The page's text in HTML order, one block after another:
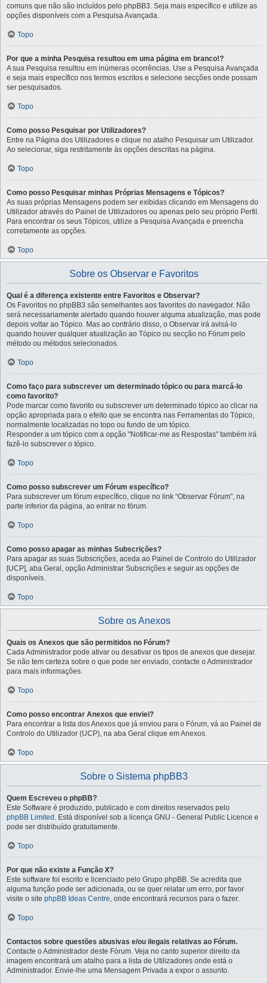
comuns que não são incluídos pelo phpBB3. Seja mais específico e utilize as
opções disponíveis com a Pesquisa Avançada.
Topo
Por que a minha Pesquisa resultou em uma página em branco!?
A sua Pesquisa resultou em inúmeras ocorrências. Use a Pesquisa Avançada
e seja mais específico nos termos escritos e selecione secções onde possam
ser pesquisados.
Topo
Como posso Pesquisar por Utilizadores?
Entre na Página dos Utilizadores e clique no atalho Pesquisar um Utilizador.
Ao selecionar, siga restritamente às opções descritas na página.
Topo
Como posso Pesquisar minhas Próprias Mensagens e Tópicos?
As suas próprias Mensagens podem ser exibidas clicando em Mensagens do
Utilizador através do Painel de Utilizadores ou apenas pelo seu próprio Perfil.
Para encontrar os seus Tópicos, utilize a Pesquisa Avançada e preencha
corretamente as opções.
Topo
Sobre os Observar e Favoritos
Qual é a diferença existente entre Favoritos e Observar?
Os Favoritos no phpBB3 são semelhantes aos favoritos do navegador. Não
será necessariamente alertado quando houver alguma atualização, mas pode
depois voltar ao Tópico. Mas ao contrário disso, o Observar irá avisá-lo
quando houver qualquer atualização ao Tópico ou secção no Fórum pelo
método ou métodos selecionados.
Topo
Como faço para subscrever um determinado tópico ou para marcá-lo
como favorito?
Pode marcar como favorito ou subscrever um determinado tópico ao clicar na
opção apropriada para o efeito que se encontra nas Ferramentas do Tópico,
normalmente localizadas no topo ou fundo de um tópico.
Responder a um tópico com a opção "Notificar-me as Respostas" também irá
fazê-lo subscrever o tópico.
Topo
Como posso subscrever um Fórum específico?
Para subscrever um fórum específico, clique no link “Observar Fórum”, na
parte inferior da página, ao entrar no fórum.
Topo
Como posso apagar as minhas Subscrições?
Para apagar as suas Subscrições, aceda ao Painel de Controlo do Utilizador
[UCP], aba Geral, opção Administrar Subscrições e seguir as opções de
disponíveis.
Topo
Sobre os Anexos
Quais os Anexos que são permitidos no Fórum?
Cada Administrador pode ativar ou desativar os tipos de anexos que desejar.
Se não tem certeza sobre o que pode ser enviado, contacte o Administrador
para mais informações.
Topo
Como posso encontrar Anexos que enviei?
Para encontrar a lista dos Anexos que já enviou para o Fórum, vá ao Painel de
Controlo do Utilizador (UCP), na aba Geral clique em Anexos.
Topo
Sobre o Sistema phpBB3
Quem Escreveu o phpBB?
Este Software é produzido, publicado e com direitos reservados pelo
phpBB Limited . Está disponível sob a licença GNU - General Public Licence e
pode ser distribuído gratuitamente.
Topo
Por que não existe a Função X?
Este software foi escrito e licenciado pelo Grupo phpBB. Se acredita que
alguma função pode ser adicionada, ou se quer relatar um erro, por favor
visite o site phpBB Ideas Centre, onde encontrará recursos para o fazer.
Topo
Contactos sobre questões abusivas e/ou ilegais relativas ao Fórum.
Contacte o Administrador deste Fórum. Veja no canto superior direito da
imagem encontrará um atalho para a lista de Utilizadores onde está o
Administrador. Envie-lhe uma Mensagem Privada a expor o assunto.